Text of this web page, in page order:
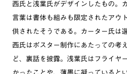
西氏と浅葉氏がデザインしたもの。
言葉は書体も組みも限定されたアウ
供されたそうである。カーター氏は
西氏はポスター制作にあたっての考
ど、裏話を披露。浅葉氏はフライヤ
かったことや、薄墨に凝っていると